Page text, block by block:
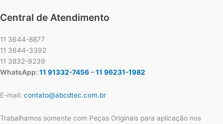
Central de Atendimento
11 3644-8877
11 3644-3392
11 3832-9239
WhatsApp: 11 91332-7456–11 96231-1982
E-mail: contato@abcdtec.com.br
Trabalhamos somente com Peças Originais para aplicação nos